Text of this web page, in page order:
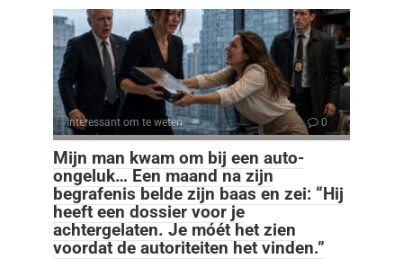
Interessant om te weten 0
Mijn man kwam om bij een auto-
ongeluk… Een maand na zijn
begrafenis belde zijn baas en zei: “Hij
heeft een dossier voor je
achtergelaten. Je móét het zien
voordat de autoriteiten het vinden.”